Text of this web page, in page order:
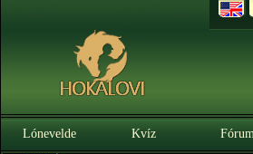
Lónevelde Kvíz